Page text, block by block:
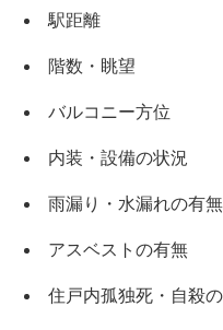
駅距離
階数・眺望
バルコニー方位
内装・設備の状況
雨漏り・水漏れの有無
アスベストの有無
住戸内孤独死・自殺